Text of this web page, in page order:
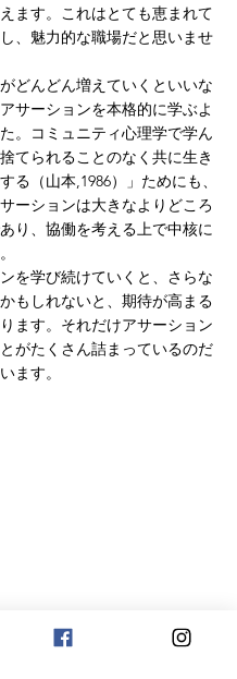
ます。これはとても恵まれて
、魅力的な職場だと思いませ
どんどん増えていくといいな
サーションを本格的に学ぶよ
。コミュニティ心理学で学ん
てられることのなく共に生き
る（山本,1986）」ためにも、
ーションは大きなよりどころ
り、協働を考える上で中核に
を学び続けていくと、さらな
もしれないと、期待が高まる
ます。それだけアサーション
がたくさん詰まっているのだ
ます。